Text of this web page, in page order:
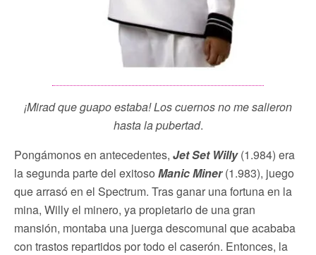
¡Mirad que guapo estaba! Los cuernos no me salieron
hasta la pubertad.
Pongámonos en antecedentes, Jet Set Willy(1.984) era
la segunda parte del exitoso Manic Miner(1.983), juego
que arrasó en el Spectrum. Tras ganar una fortuna en la
mina, Willy el minero, ya propietario de una gran
mansión, montaba una juerga descomunal que acababa
con trastos repartidos por todo el caserón. Entonces, la